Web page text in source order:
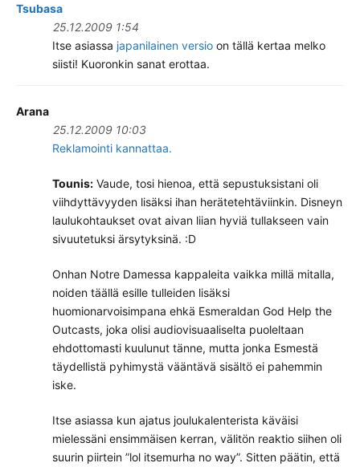
Tsubasa
25.12.2009 1:54
Itse asiassa japanilainen versio on tällä kertaa melko
siisti! Kuoronkin sanat erottaa.
Arana
25.12.2009 10:03
Reklamointi kannattaa.
Tounis: Vaude, tosi hienoa, että sepustuksistani oli
viihdyttävyyden lisäksi ihan herätetehtäviinkin. Disneyn
laulukohtaukset ovat aivan liian hyviä tullakseen vain
sivuutetuksi ärsytyksinä. :D
Onhan Notre Damessa kappaleita vaikka millä mitalla,
noiden täällä esille tulleiden lisäksi
huomionarvoisimpana ehkä Esmeraldan God Help the
Outcasts, joka olisi audiovisuaaliselta puoleltaan
ehdottomasti kuulunut tänne, mutta jonka Esmestä
täydellistä pyhimystä vääntävä sisältö ei pahemmin
iske.
Itse asiassa kun ajatus joulukalenterista käväisi
mielessäni ensimmäisen kerran, välitön reaktio siihen oli
suurin piirtein ”lol itsemurha no way”. Sitten päätin, että